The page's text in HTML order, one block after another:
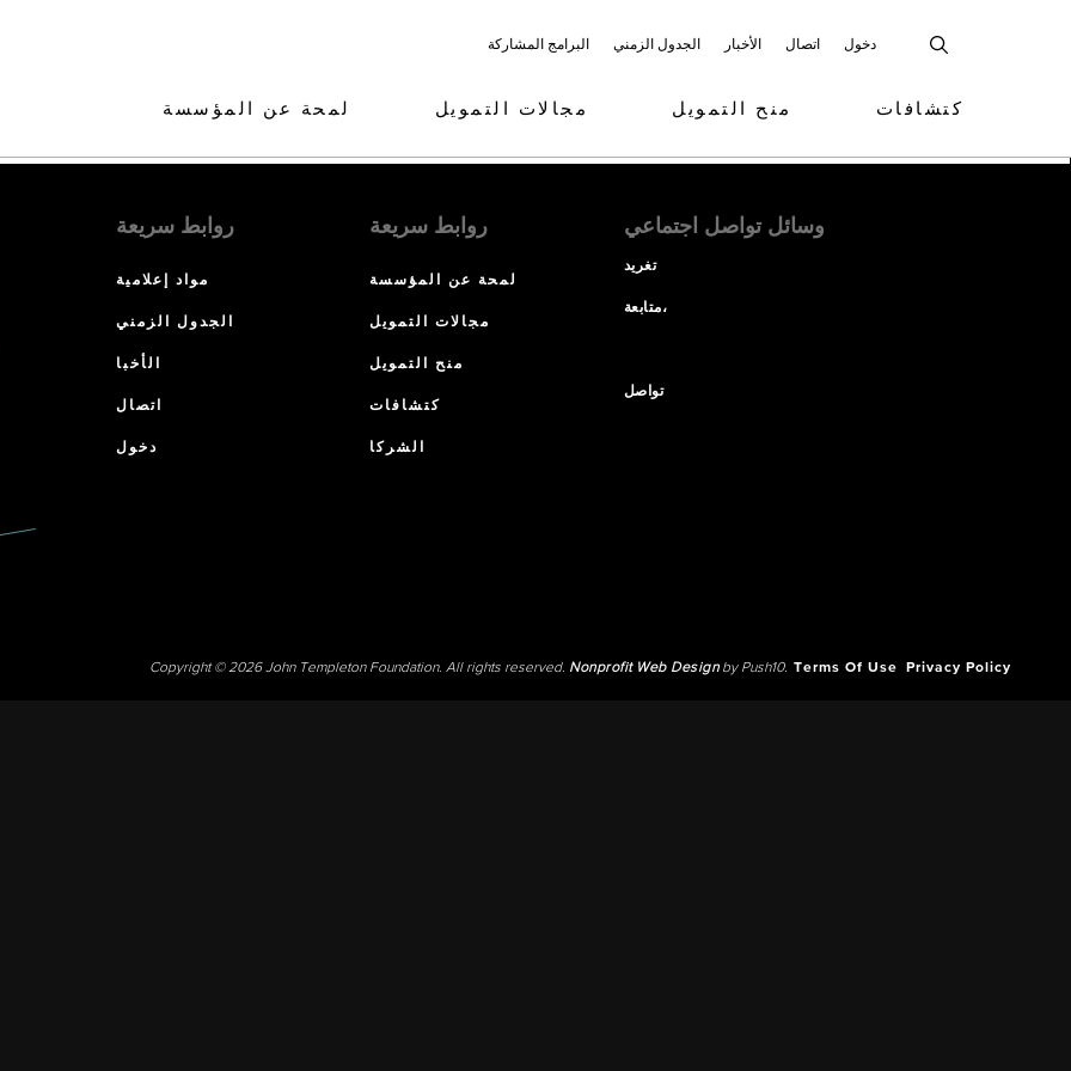
البرامج المشاركة الجدول الزمني الأخبار اتصال دخول
لمحة عن المؤسسة مجالات التمويل منح التمويل كتشافات
روابط سريعة
مواد إعلامية
الجدول الزمني
الأخبا
اتصال
دخول
روابط سريعة
لمحة عن المؤسسة
مجالات التمويل
منح التمويل
كتشافات
الشركا
وسائل تواصل اجتماعي
تغريد
متابعة،
تواصل
Copyright © 2026 John Templeton Foundation. All rights reserved. Nonprofit Web Designby Push10. Terms Of Use Privacy Policy